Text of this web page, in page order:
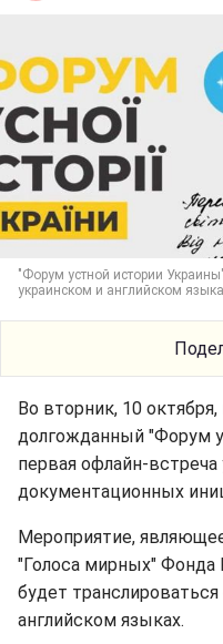
"Форум устной истории
украинском и английском
Во вторник, 10
долгожданный "Форум
первая офлайн-
документационных
Мероприятие,
"Голоса мирных" Фонда
будет
английском языках.